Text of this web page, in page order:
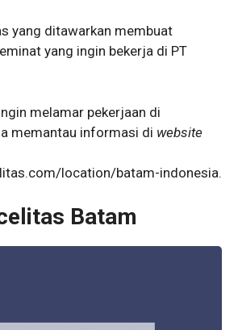
yang ditawarkan membuat
yang ingin bekerja di PT
melamar pekerjaan di
memantau informasi di website
location/batam-indonesia.
Batam